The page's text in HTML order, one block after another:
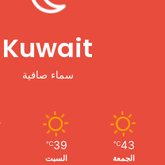
Kuwait
سماء صافية
43
℃
الجمعة
39
℃
السبت